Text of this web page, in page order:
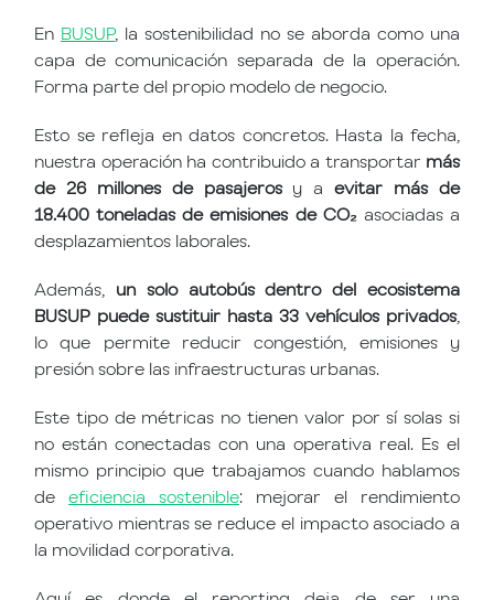
En BUSUP, la sostenibilidad no se aborda como una
capa de comunicación separada de la operación.
Forma parte del propio modelo de negocio.
Esto se refleja en datos concretos. Hasta la fecha,
nuestra operación ha contribuido a transportar más
de 26 millones de pasajerosy a evitar más de
18.400 toneladas de emisiones de CO₂ asociadas a
desplazamientos laborales.
Además, un solo autobús dentro del ecosistema
BUSUP puede sustituir hasta 33 vehículos privados,
lo que permite reducir congestión, emisiones y
presión sobre las infraestructuras urbanas.
Este tipo de métricas no tienen valor por sí solas si
no están conectadas con una operativa real. Es el
mismo principio que trabajamos cuando hablamos
de eficiencia sostenible: mejorar el rendimiento
operativo mientras se reduce el impacto asociado a
la movilidad corporativa.